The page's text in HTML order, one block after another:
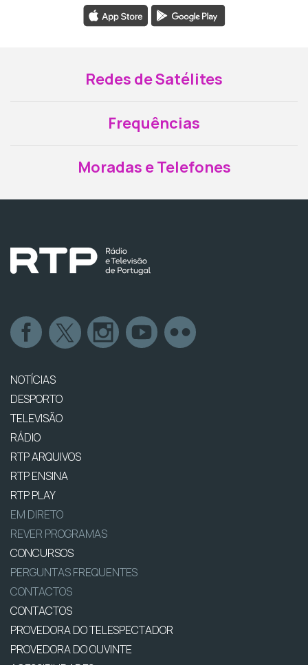
Redes de Satélites
Frequências
Moradas e Telefones
NOTÍCIAS
DESPORTO
TELEVISÃO
RÁDIO
RTP ARQUIVOS
RTP ENSINA
RTP PLAY
EM DIRETO
REVER PROGRAMAS
CONCURSOS
PERGUNTAS FREQUENTES
CONTACTOS
CONTACTOS
PROVEDORA DO TELESPECTADOR
PROVEDORA DO OUVINTE